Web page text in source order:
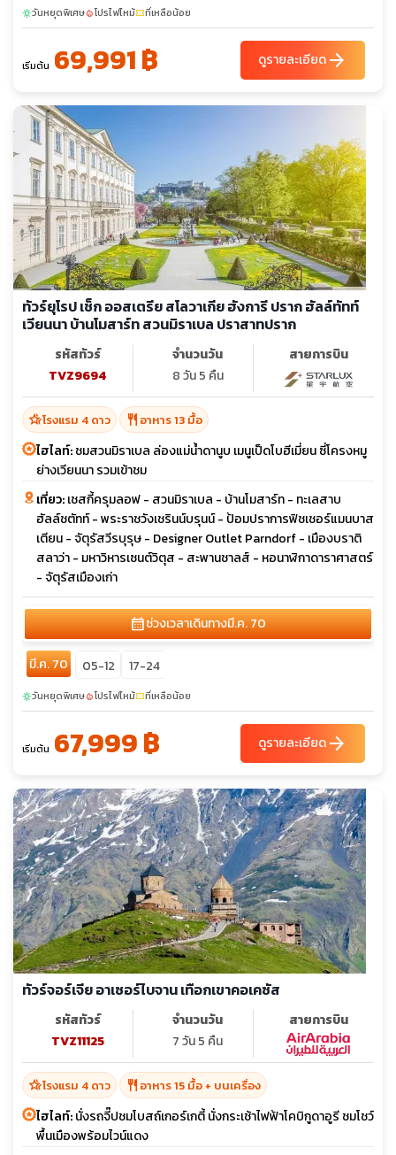
sunnyวันหยุดพิเศษlocal_fire_departmentโปรไฟไหม้confirmation_numberที่เหลือน้อย
เริ่มต้น 69,991 ฿ ดูรายละเอียดarrow_forward
ทัวร์ยุโรป เช็ก ออสเตรีย สโลวาเกีย ฮังการี ปราก ฮัลล์ทัทท์
เวียนนา บ้านโมสาร์ท สวนมิราเบล ปราสาทปราก
รหัสทัวร์
TVZ9694
จำนวนวัน
8 วัน 5 คืน
สายการบิน
hotel_classโรงแรม 4 ดาว restaurant อาหาร 13 มื้อ
ไฮไลท์:ชมสวนมิราเบล ล่องแม่น้ำดานูบ เมนูเป็ดโบฮีเมี่ยน ซี่โครงหมู
ย่างเวียนนา รวมเข้าชม
เที่ยว:เชสกี้ครุมลอฟ - สวนมิราเบล - บ้านโมสาร์ท - ทะเลสาบ
ฮัลล์ชตัทท์ - พระราชวังเชรินน์บรุนน์ - ป้อมปราการฟิชเชอร์แมนบาส
เตียน - จัตุรัสวีรบุรุษ - Designer Outlet Parndorf - เมืองบราติ
สลาว่า - มหาวิหารเซนต์วิตุส - สะพานชาลส์ - หอนาฬิกาดาราศาสตร์
- จัตุรัสเมืองเก่า
calendar_monthช่วงเวลาเดินทางมี.ค. 70
มี.ค. 70 05-12 17-24
sunnyวันหยุดพิเศษlocal_fire_departmentโปรไฟไหม้confirmation_numberที่เหลือน้อย
เริ่มต้น 67,999 ฿ ดูรายละเอียดarrow_forward
ทัวร์จอร์เจีย อาเซอร์ไบจาน เทือกเขาคอเคซัส
รหัสทัวร์
TVZ11125
จำนวนวัน
7 วัน 5 คืน
สายการบิน
hotel_classโรงแรม 4 ดาว restaurant อาหาร 15 มื้อ + บนเครื่อง
ไฮไลท์:นั่งรถจี๊ปชมโบสถ์เกอร์เกตี้ นั่งกระเช้าไฟฟ้าโคบิกูดาอูรี ชมโชว์
พื้นเมืองพร้อมไวน์แดง